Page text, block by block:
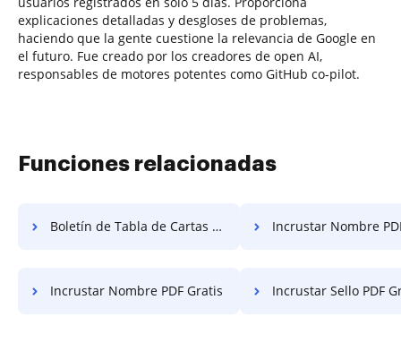
explicaciones detalladas y desgloses de problemas,
haciendo que la gente cuestione la relevancia de Google en
el futuro. Fue creado por los creadores de open AI,
responsables de motores potentes como GitHub co-pilot.
Funciones relacionadas
Boletín de Tabla de Cartas Gratis Incrustar Nombre
Incrustar Nombre PDF Gratis Incrustar Sello PDF